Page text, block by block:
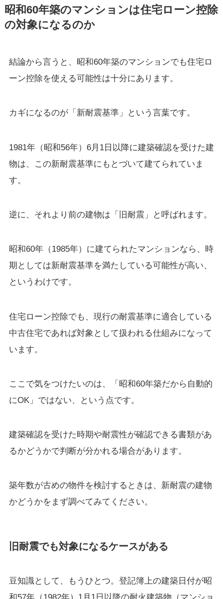
昭和60年築のマンションは住宅ローン控除
の対象になるのか
結論から言うと、昭和60年築のマンションでも住宅ロ
ーン控除を使える可能性は十分にあります。
カギになるのが「新耐震基準」という言葉です。
1981年（昭和56年）6月1日以降に建築確認を受けた建
物は、この新耐震基準にもとづいて建てられていま
す。
逆に、それより前の建物は「旧耐震」と呼ばれます。
昭和60年（1985年）に建てられたマンションなら、時
期としては新耐震基準を満たしている可能性が高い、
というわけです。
住宅ローン控除でも、現行の耐震基準に適合している
中古住宅であれば対象として扱われる仕組みになって
います。
ここで気をつけたいのは、「昭和60年築だから自動的
にOK」ではない、という点です。
建築確認を受けた時期や耐震性が確認できる書類があ
るかどうかで判断が分かれる場合があります。
築年数が古めの物件を検討するときは、新耐震の建物
かどうかをまず調べてみてください。
旧耐震でも対象になるケースがある
豆知識として、もうひとつ。登記簿上の建築日付が昭
和57年（1982年）1月1日以降の耐火建築物（マンショ